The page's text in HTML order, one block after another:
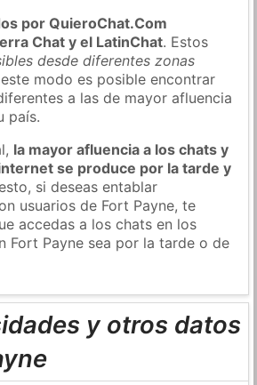
por QuieroChat.Com
Chat y el LatinChat. Estos
desde diferentes zonas
modo es posible encontrar
a las de mayor afluencia
país.
la mayor afluencia a los chats y
se produce por la tarde y
si deseas entablar
usuarios de Fort Payne, te
accedas a los chats en los
Fort Payne sea por la tarde o de
y otros datos